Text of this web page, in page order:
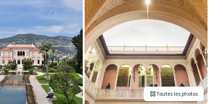
Toutes les photos